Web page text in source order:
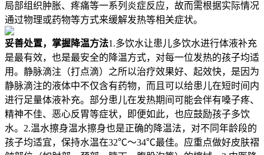
局部组织肿胀、疼痛等一系列炎症反应，故而需根据实际情况
通过物理或药物等方式来缓解发热等相关症状。
妥善处置，掌握降温方法1.多饮水让患儿多饮水进行体液补充
是最有效，也是最安全的降温方式，对每一位发热的孩子均适
用。静脉滴注（打点滴）之所以治疗效果好、起效快，是因为
静脉滴注的液体中不仅含有药物，而且可以给患儿在短时间内
进行足量体液补充。部分患儿在发热期间可能会伴有嗓子疼、
精神不佳、恶心反胃等症状，即便如此，也应鼓励孩子多饮
水。2.温水擦身温水擦身也是正确的降温法，对不同年龄段的
孩子均适宜，保持水温在32℃～34℃最佳。应重点做好皮肤褶